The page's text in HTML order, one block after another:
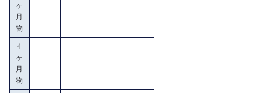
ヶ
月
物
4
ヶ
月
物
------